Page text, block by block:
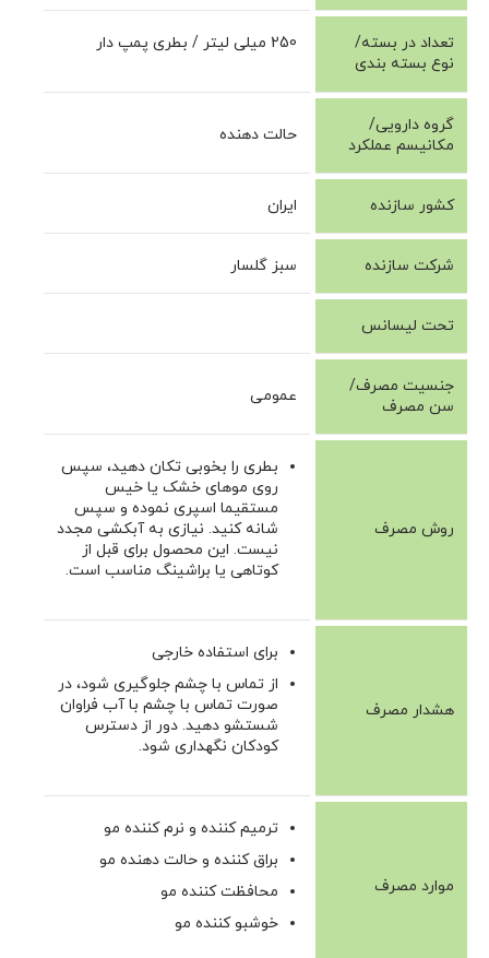
تعداد در بسته/
نوع بسته بندی
250 میلی لیتر / بطری پمپ دار
گروه دارویی/
مکانیسم عملکرد
حالت دهنده
کشور سازنده ایران
شرکت سازنده سبز گلسار
تحت لیسانس
جنسیت مصرف/
سن مصرف
عمومی
روش مصرف
بطری را بخوبی تکان دهید، سپس
روی موهای خشک یا خیس
مستقیما اسپری نموده و سپس
شانه کنید. نیازی به آبکشی مجدد
نیست. این محصول برای قبل از
کوتاهی یا براشینگ مناسب است.
هشدار مصرف
برای استفاده خارجی
از تماس با چشم جلوگیری شود، در
صورت تماس با چشم با آب فراوان
شستشو دهید. دور از دسترس
کودکان نگهداری شود.
موارد مصرف
ترمیم کننده و نرم کننده مو
براق کننده و حالت دهنده مو
محافظت کننده مو
خوشبو کننده مو